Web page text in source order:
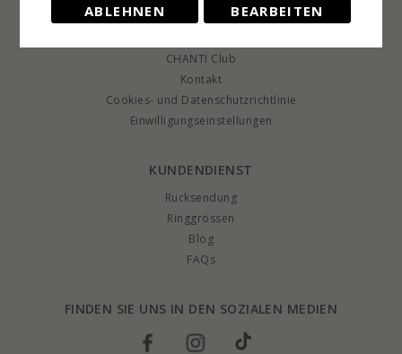
INFORMATION
CHANTI Club
Kontakt
Cookies- und Datenschutzrichtlinie
Einwilligungseinstellungen
KUNDENDIENST
Rucksendung
Ringgrössen
Blog
FAQs
FINDEN SIE UNS IN DEN SOZIALEN MEDIEN
ABLEHNEN BEARBEITEN